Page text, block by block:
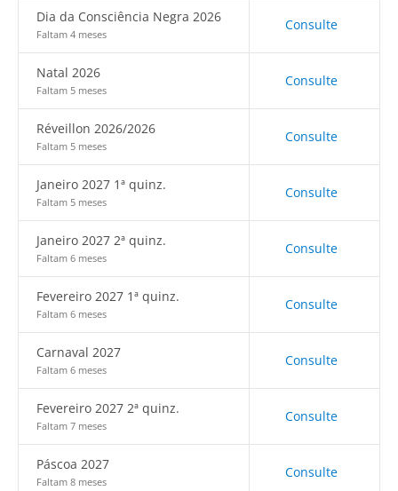
Dia da Consciência Negra 2026
Faltam 4 meses
Consulte
Natal 2026
Faltam 5 meses
Consulte
Réveillon 2026/2026
Faltam 5 meses
Consulte
Janeiro 2027 1ª quinz.
Faltam 5 meses
Consulte
Janeiro 2027 2ª quinz.
Faltam 6 meses
Consulte
Fevereiro 2027 1ª quinz.
Faltam 6 meses
Consulte
Carnaval 2027
Faltam 6 meses
Consulte
Fevereiro 2027 2ª quinz.
Faltam 7 meses
Consulte
Páscoa 2027
Faltam 8 meses
Consulte